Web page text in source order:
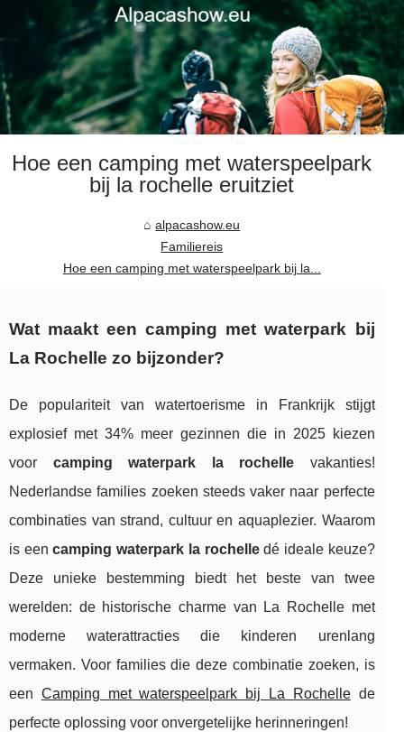
Hoe een camping met waterspeelpark
bij la rochelle eruitziet
alpacashow.eu
Familiereis
Hoe een camping met waterspeelpark bij la...
Wat maakt een camping met waterpark bij
La Rochelle zo bijzonder?
De populariteit van watertoerisme in Frankrijk stijgt
explosief met 34% meer gezinnen die in 2025 kiezen
voor camping waterpark la rochelle vakanties!
Nederlandse families zoeken steeds vaker naar perfecte
combinaties van strand, cultuur en aquaplezier. Waarom
is eencamping waterpark la rochelledé ideale keuze?
Deze unieke bestemming biedt het beste van twee
werelden: de historische charme van La Rochelle met
moderne waterattracties die kinderen urenlang
vermaken. Voor families die deze combinatie zoeken, is
een Camping met waterspeelpark bij La Rochellede
perfecte oplossing voor onvergetelijke herinneringen!